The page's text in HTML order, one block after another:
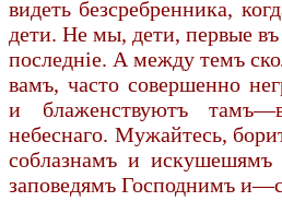
видеть безсребренника,
дети. Не мы, дети, первые
последнiе. А между темъ
вамъ, часто совершенно
и блаженствуютъ
небеснаго. Мужайтесь,
соблазнамъ и искушешямъ
заповедямъ Господнимъ